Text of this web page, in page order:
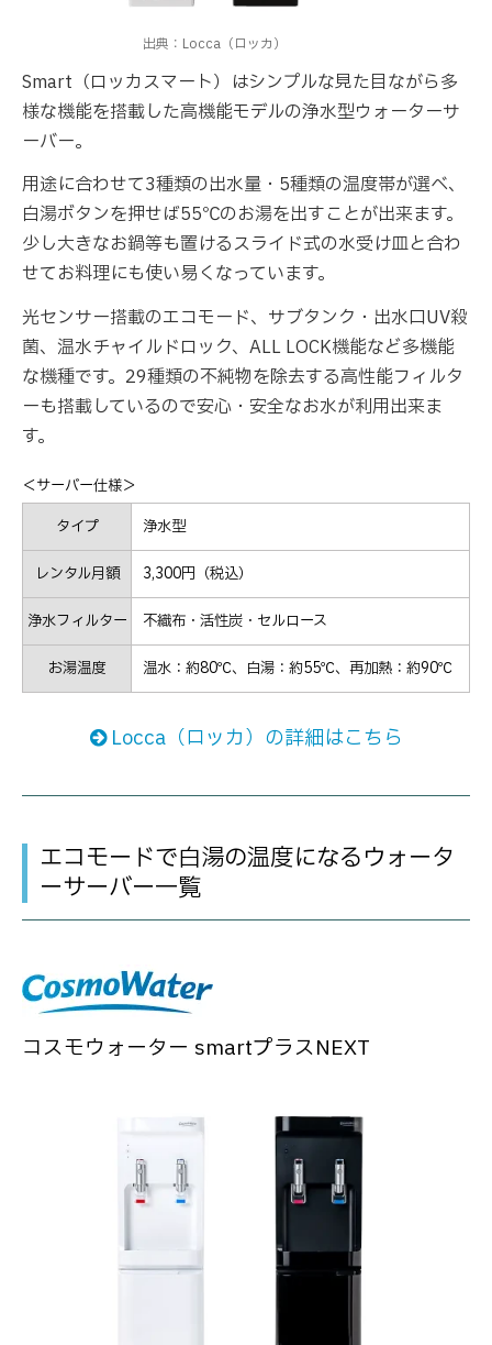
出典：Locca（ロッカ）
Smart（ロッカスマート）はシンプルな見た目ながら多
様な機能を搭載した高機能モデルの浄水型ウォーターサ
ーバー。
用途に合わせて3種類の出水量・5種類の温度帯が選べ、
白湯ボタンを押せば55℃のお湯を出すことが出来ます。
少し大きなお鍋等も置けるスライド式の水受け皿と合わ
せてお料理にも使い易くなっています。
光センサー搭載のエコモード、サブタンク・出水口UV殺
菌、温水チャイルドロック、ALL LOCK機能など多機能
な機種です。29種類の不純物を除去する高性能フィルタ
ーも搭載しているので安心・安全なお水が利用出来ま
す。
＜サーバー仕様＞
タイプ
浄水型
レンタル月額 3,300円（税込）
浄水フィルター 不織布・活性炭・セルロース
お湯温度 温水：約80℃、白湯：約55℃、再加熱：約90℃
Locca（ロッカ）の詳細はこちら
エコモードで白湯の温度になるウォータ
ーサーバー一覧
コスモウォーター smartプラスNEXT